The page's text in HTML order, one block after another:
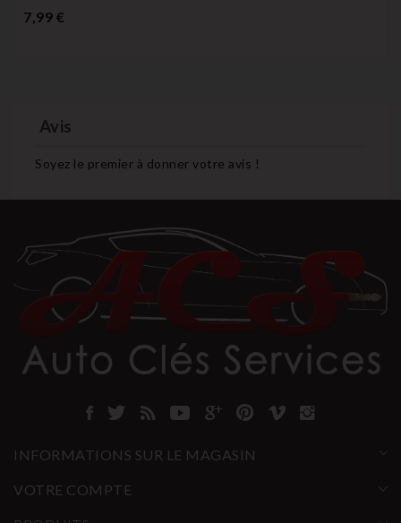
7,99 €
Avis
Soyez le premier à donner votre avis !
INFORMATIONS SUR LE MAGASIN
VOTRE COMPTE